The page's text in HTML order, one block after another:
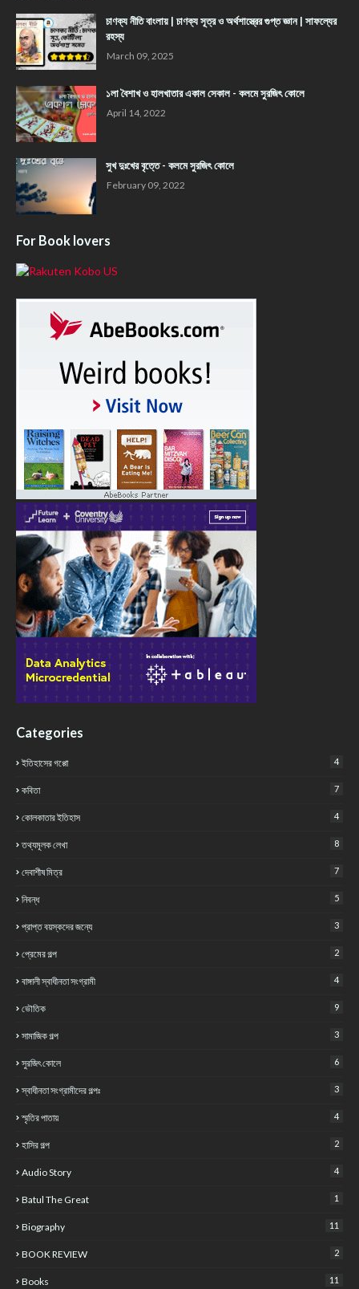
চাণক্য নীতি বাংলায় | চাণক্য সূত্র ও অর্থশাস্ত্রের গুপ্ত জ্ঞান | সাফল্যের
রহস্য
March 09, 2025
১লা বৈশাখ ও হালখাতার একাল সেকাল - কলমে সুরজিৎ কোলে
April 14, 2022
সুখ দুঃখের বৃত্তে - কলমে সুরজিৎ কোলে
February 09, 2022
For Book lovers
Categories
ইতিহাসের গপ্পো 4
কবিতা 7
কোলকাতার ইতিহাস 4
তথ্যমূলক লেখা 8
দেবাশীষ মিত্র 7
নিবন্ধ 5
প্রাপ্ত বয়স্কদের জন্যে 3
প্রেমের গল্প 2
বাঙ্গালী স্বাধীনতা সংগ্রামী 4
ভৌতিক 9
সামাজিক গল্প 3
সুরজিৎ কোলে 6
স্বাধীনতা সংগ্রামীদের গল্পঃ 3
স্মৃতির পাতায় 4
হাসির গল্প 2
Audio Story 4
Batul The Great 1
Biography 11
BOOK REVIEW 2
Books 11